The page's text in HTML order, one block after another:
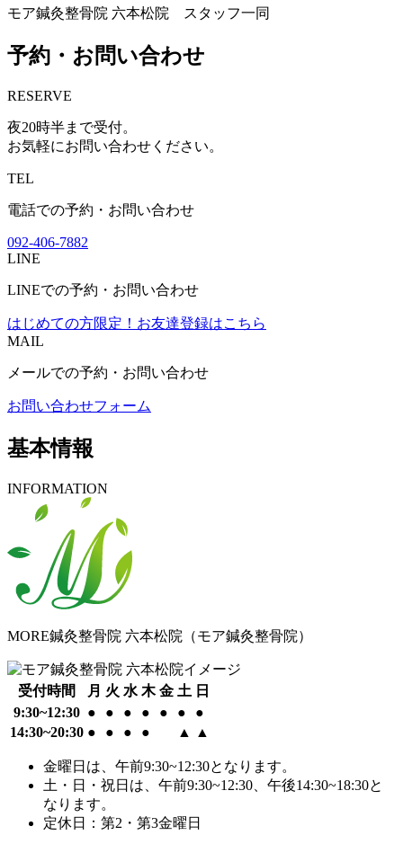
モア鍼灸整骨院 六本松院 スタッフ一同
予約・お問い合わせ
RESERVE
夜20時半まで受付。
お気軽にお問い合わせください。
TEL
電話での予約・お問い合わせ
092-406-7882
LINE
LINEでの予約・お問い合わせ
はじめての方限定！ お友達登録はこちら
MAIL
メールでの予約・お問い合わせ
お問い合わせフォーム
基本情報
INFORMATION
MORE鍼灸整骨院 六本松院 （モア鍼灸整骨院）
受付時間 月 火 水 木 金 土 日
9:30~12:30 ● ● ● ● ● ●
●
14:30~20:30 ● ● ● ● ▲ ▲
金曜日は、午前9:30~12:30となります。
土・日・祝日は、午前9:30~12:30、午後14:30~18:30と
なります。
定休日：第2・第3金曜日